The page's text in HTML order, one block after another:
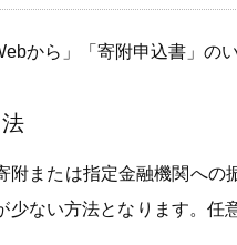
から」「寄附申込書」の
附または指定金融機関へ
少ない方法となります。